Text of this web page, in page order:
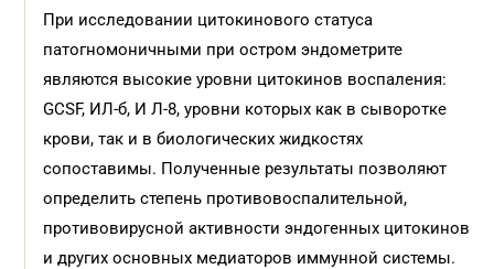
При исследовании цитокинового статуса
патогномоничными при остром эндометрите
являются высокие уровни цитокинов воспаления:
GCSF, ИЛ-б, И Л-8, уровни которых как в сыворотке
крови, так и в биологических жидкостях
сопоставимы. Полученные результаты позволяют
определить степень противовоспалительной,
противовирусной активности эндогенных цитокинов
и других основных медиаторов иммунной системы.